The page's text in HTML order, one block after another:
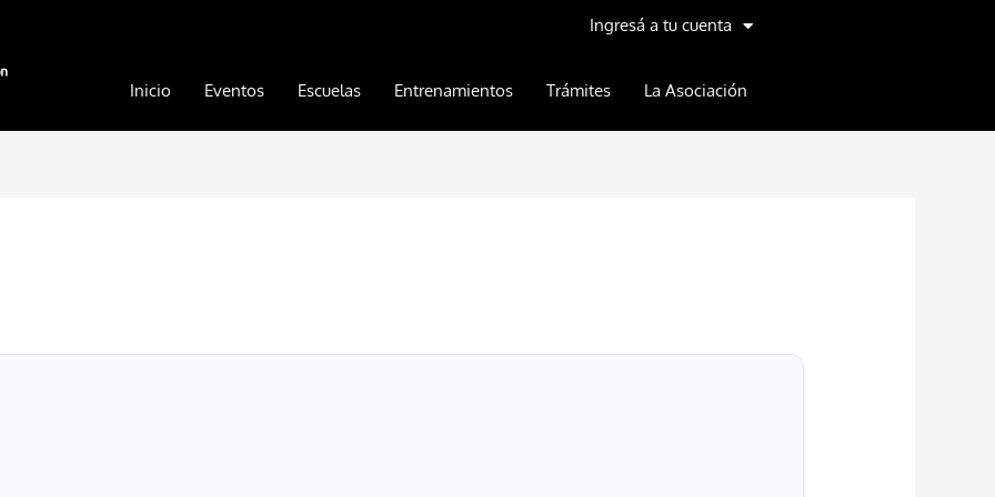
Ingresá a tu cuenta
Inicio Eventos Escuelas Entrenamientos Trámites La Asociación